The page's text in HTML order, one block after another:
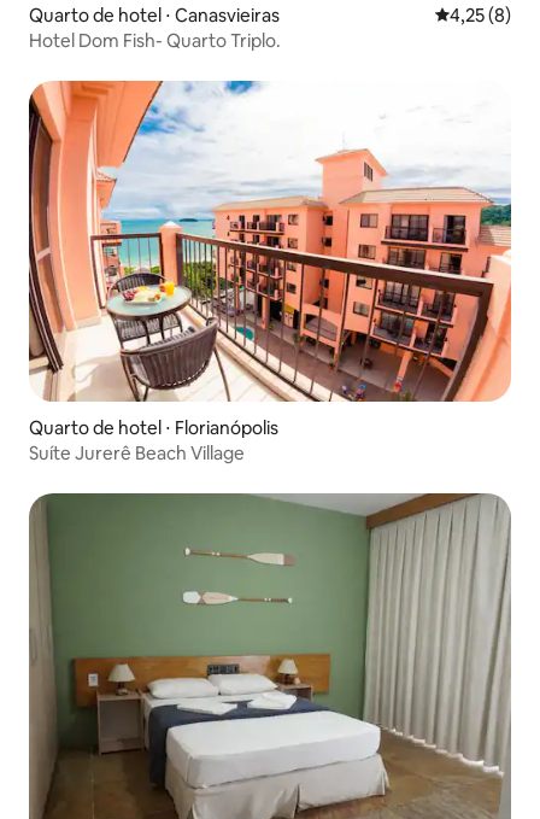
Quarto de hotel ⋅ Canasvieiras 4,25 de
4,25 (8)
Hotel Dom Fish- Quarto Triplo.
Quarto de hotel ⋅ Florianópolis
Suíte Jurerê Beach Village